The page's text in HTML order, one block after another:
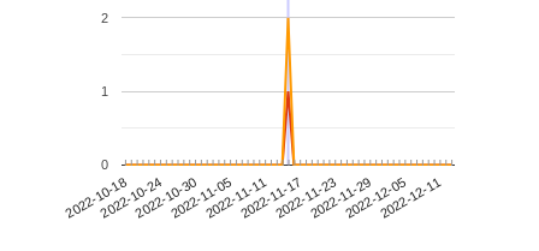
2022-10-182022-10-242022-10-302022-11-052022-11-112022-11-172022-11-232022-11-292022-12-052022-12-11
0
1
2